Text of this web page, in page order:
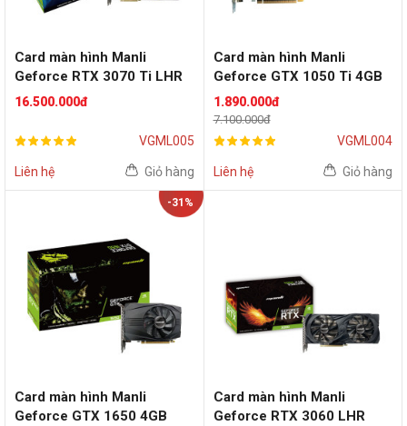
Card màn hình Manli
Geforce RTX 3070 Ti LHR
8GB
16.500.000đ
VGML005
Liên hệ Giỏ hàng
Card màn hình Manli
Geforce GTX 1050 Ti 4GB
1.890.000đ
7.100.000đ
VGML004
Liên hệ Giỏ hàng
-31%
Card màn hình Manli
Geforce GTX 1650 4GB
Card màn hình Manli
Geforce RTX 3060 LHR